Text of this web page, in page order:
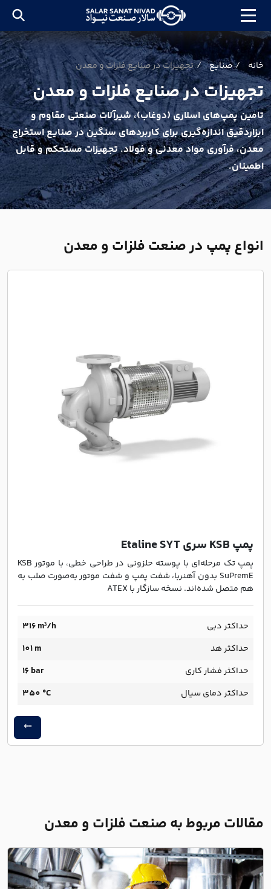
خانه صنایع تجهيزات در صنايع فلزات و معدن
تجهيزات در صنايع فلزات و معدن
تامين پمپ‌هاي اسلاري (دوغاب)، شيرآلات صنعتي مقاوم و
ابزاردقيق اندازه‌گيري براي کاربردهاي سنگين در صنايع استخراج
معدن، فرآوري مواد معدني و فولاد. تجهيزات مستحکم و قابل
اطمينان.
انواع پمپ در صنعت فلزات و معدن
پمپ KSB سری Etaline SYT
پمپ تک مرحله‌ای با پوسته حلزونی در طراحی خطی، با موتور KSB
SuPremE بدون آهنربا، شفت پمپ و شفت موتور به‌صورت صلب به
هم متصل شده‌اند. نسخه سازگار با ATEX
حداکثر دبی
۳۱۶ m³/h
حداکثر هد
101 m
حداکثر فشار کاری
16 bar
حداکثر دمای سیال
350 °C
مقالات مربوط به صنعت فلزات و معدن